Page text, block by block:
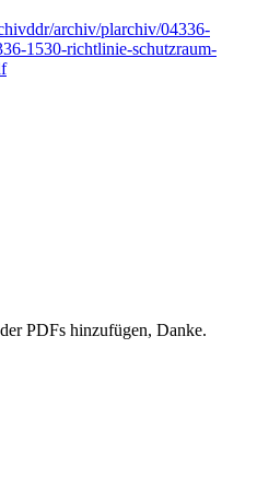
archiv/plarchiv/04336-
1530-richtlinie-schutzraum-
PDFs hinzufügen, Danke.